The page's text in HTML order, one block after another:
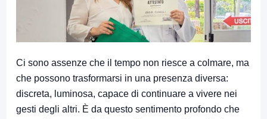
Ci sono assenze che il tempo non riesce a colmare, ma
che possono trasformarsi in una presenza diversa:
discreta, luminosa, capace di continuare a vivere nei
gesti degli altri. È da questo sentimento profondo che